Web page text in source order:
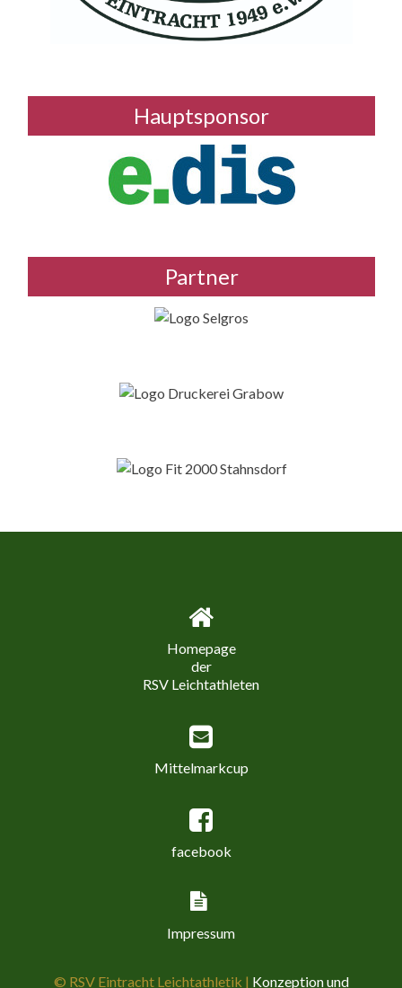
Hauptsponsor
Partner
Homepage
der
RSV Leichtathleten
Mittelmarkcup
facebook
Impressum
© RSV Eintracht Leichtathletik | Konzeption und